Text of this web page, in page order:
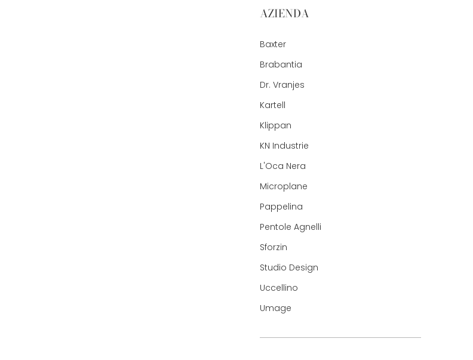
AZIENDA
Baxter
Brabantia
Dr. Vranjes
Kartell
Klippan
KN Industrie
L'Oca Nera
Microplane
Pappelina
Pentole Agnelli
Sforzin
Studio Design
Uccellino
Umage